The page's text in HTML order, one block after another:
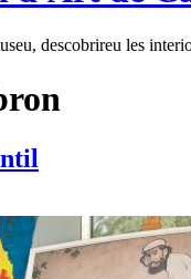
descobrireu les